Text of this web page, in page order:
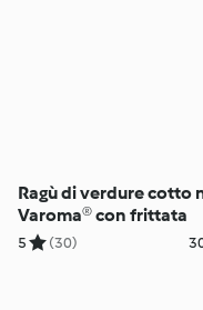
Ragù di verdure cotto
Varoma® con frittata
5 (30)